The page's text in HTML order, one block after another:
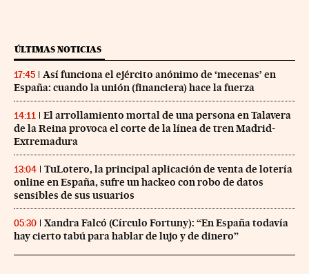
ÚLTIMAS NOTICIAS
17:45
Así funciona el ejército anónimo de ‘mecenas’ en
España: cuando la unión (financiera) hace la fuerza
14:11
El arrollamiento mortal de una persona en Talavera
de la Reina provoca el corte de la línea de tren Madrid-
Extremadura
13:04
TuLotero, la principal aplicación de venta de lotería
online en España, sufre un hackeo con robo de datos
sensibles de sus usuarios
05:30
Xandra Falcó (Círculo Fortuny): “En España todavía
hay cierto tabú para hablar de lujo y de dinero”